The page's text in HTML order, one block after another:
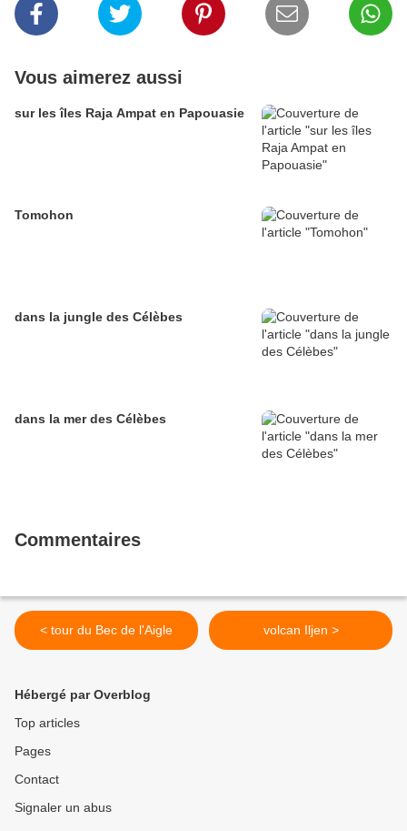
Vous aimerez aussi
sur les îles Raja Ampat en Papouasie
Tomohon
dans la jungle des Célèbes
dans la mer des Célèbes
Commentaires
< tour du Bec de l'Aigle volcan Iljen >
Hébergé par Overblog
Top articles
Pages
Contact
Signaler un abus